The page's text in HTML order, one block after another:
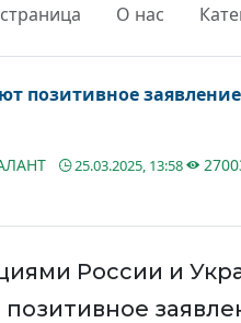
О нас
позитивное заявление
25.03.2025, 13:58
России и